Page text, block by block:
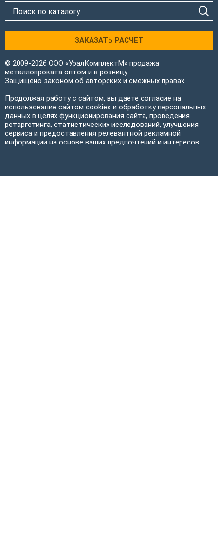
ЗАКАЗАТЬ РАСЧЕТ
© 2009-2026 ООО «УралКомплектМ» продажа
металлопроката оптом и в розницу
Защищено законом об авторских и смежных правах
Продолжая работу с сайтом, вы даете согласие на
использование сайтом cookies и обработку персональных
данных в целях функционирования сайта, проведения
ретаргетинга, статистических исследований, улучшения
сервиса и предоставления релевантной рекламной
информации на основе ваших предпочтений и интересов.